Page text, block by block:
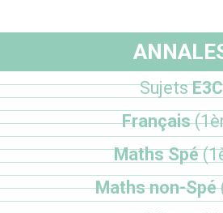
SujetsE3C
Français
Maths Spé
Maths non-Spé